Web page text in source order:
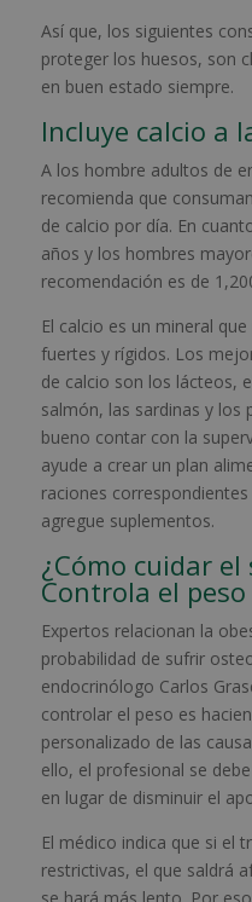
Así que, los siguientes
proteger los huesos, son
en buen estado siempre.
Incluye calcio a
A los hombre adultos de
recomienda que
de calcio por día. En
años y los hombres
recomendación es de
El calcio es un mineral
fuertes y rígidos. Los
de calcio son los lácteos,
salmón, las sardinas y los
bueno contar con la
ayude a crear un plan
raciones
agregue suplementos.
¿Cómo cuidar el
Controla el peso
Expertos relacionan la
probabilidad de sufrir
endocrinólogo Carlos
controlar el peso es
personalizado de las
ello, el profesional se
en lugar de disminuir el
El médico indica que si el
restrictivas, el que saldrá